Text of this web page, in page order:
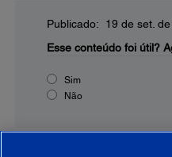
Publicado: 19 de set.
Esse conteúdo foi útil?
Sim
Não